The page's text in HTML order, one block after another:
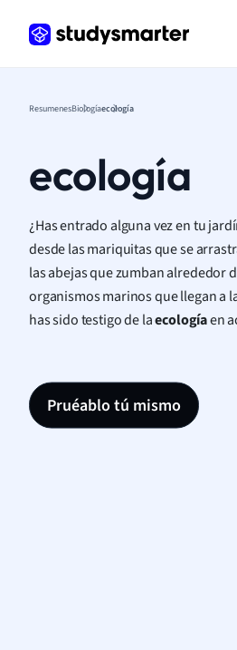
ResumenesBiologíaecología
ecología
¿Has entrado alguna vez en tu
desde las mariquitas que se
las abejas que zumban alrededor
organismos marinos que llegan a
has sido testigo de laecologíaen
Pruéablo tú mismo